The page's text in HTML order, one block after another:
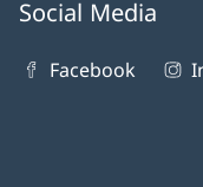
Social Media
Facebook